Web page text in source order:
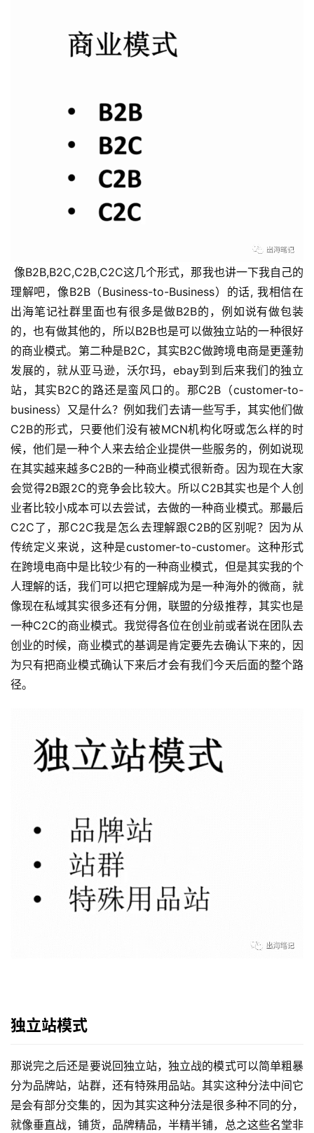
像B2B,B2C,C2B,C2C这几个形式，那我也讲一下我自己的
理解吧，像B2B（Business-to-Business）的话, 我相信在
出海笔记社群里面也有很多是做B2B的，例如说有做包装
的，也有做其他的，所以B2B也是可以做独立站的一种很好
的商业模式。第二种是B2C，其实B2C做跨境电商是更蓬勃
发展的，就从亚马逊，沃尔玛，ebay到到后来我们的独立
站，其实B2C的路还是蛮风口的。那C2B（customer-to-
business）又是什么？例如我们去请一些写手，其实他们做
C2B的形式，只要他们没有被MCN机构化呀或怎么样的时
候，他们是一种个人来去给企业提供一些服务的，例如说现
在其实越来越多C2B的一种商业模式很新奇。因为现在大家
会觉得2B跟2C的竞争会比较大。所以C2B其实也是个人创
业者比较小成本可以去尝试，去做的一种商业模式。那最后
C2C了，那C2C我是怎么去理解跟C2B的区别呢？因为从
传统定义来说，这种是customer-to-customer。这种形式
在跨境电商中是比较少有的一种商业模式，但是其实我的个
人理解的话，我们可以把它理解成为是一种海外的微商，就
像现在私域其实很多还有分佣，联盟的分级推荐，其实也是
一种C2C的商业模式。我觉得各位在创业前或者说在团队去
创业的时候，商业模式的基调是肯定要先去确认下来的，因
为只有把商业模式确认下来后才会有我们今天后面的整个路
径。
独立站模式
那说完之后还是要说回独立站，独立战的模式可以简单粗暴
分为品牌站，站群，还有特殊用品站。其实这种分法中间它
是会有部分交集的，因为其实这种分法是很多种不同的分，
就像垂直战，铺货，品牌精品，半精半铺，总之这些名堂非